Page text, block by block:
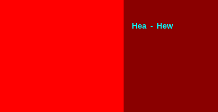
Hea - Hew